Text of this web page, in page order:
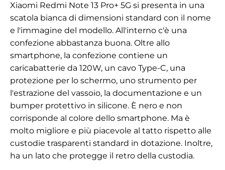
Xiaomi Redmi Note 13 Pro+ 5G si presenta in una
scatola bianca di dimensioni standard con il nome
e l'immagine del modello. All'interno c'è una
confezione abbastanza buona. Oltre allo
smartphone, la confezione contiene un
caricabatterie da 120W, un cavo Type-C, una
protezione per lo schermo, uno strumento per
l'estrazione del vassoio, la documentazione e un
bumper protettivo in silicone. È nero e non
corrisponde al colore dello smartphone. Ma è
molto migliore e più piacevole al tatto rispetto alle
custodie trasparenti standard in dotazione. Inoltre,
ha un lato che protegge il retro della custodia.